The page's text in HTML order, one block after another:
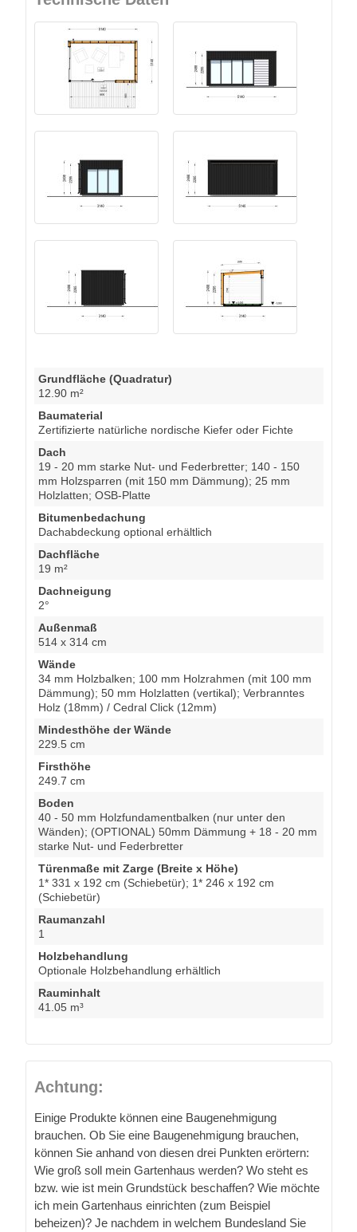
Grundfläche (Quadratur)
12.90 m²
Baumaterial
Zertifizierte natürliche nordische Kiefer oder Fichte
Dach
19 - 20 mm starke Nut- und Federbretter; 140 - 150
mm Holzsparren (mit 150 mm Dämmung); 25 mm
Holzlatten; OSB-Platte
Bitumenbedachung
Dachabdeckung optional erhältlich
Dachfläche
19 m²
Dachneigung
2°
Außenmaß
514 x 314 cm
Wände
34 mm Holzbalken; 100 mm Holzrahmen (mit 100 mm
Dämmung); 50 mm Holzlatten (vertikal); Verbranntes
Holz (18mm) / Cedral Click (12mm)
Mindesthöhe der Wände
229.5 cm
Firsthöhe
249.7 cm
Boden
40 - 50 mm Holzfundamentbalken (nur unter den
Wänden); (OPTIONAL) 50mm Dämmung + 18 - 20 mm
starke Nut- und Federbretter
Türenmaße mit Zarge (Breite x Höhe)
1* 331 x 192 cm (Schiebetür); 1* 246 x 192 cm
(Schiebetür)
Raumanzahl
1
Holzbehandlung
Optionale Holzbehandlung erhältlich
Rauminhalt
41.05 m³
Achtung:
Einige Produkte können eine Baugenehmigung
brauchen. Ob Sie eine Baugenehmigung brauchen,
können Sie anhand von diesen drei Punkten erörtern:
Wie groß soll mein Gartenhaus werden? Wo steht es
bzw. wie ist mein Grundstück beschaffen? Wie möchte
ich mein Gartenhaus einrichten (zum Beispiel
beheizen)? Je nachdem in welchem Bundesland Sie